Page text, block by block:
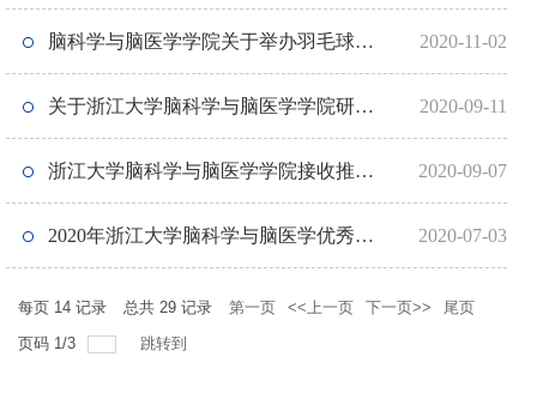
脑科学与脑医学学院关于举办羽毛球比
赛的通知
2020-11-02
关于浙江大学脑科学与脑医学学院研博
会纳新的通知
2020-09-11
浙江大学脑科学与脑医学学院接收推荐
免试研究生的报名通知
2020-09-07
2020年浙江大学脑科学与脑医学优秀大
学生夏令营日程安排
2020-07-03
每页 14 记录 总共 29 记录 第一页 <<上一页 下一页>>
尾页
页码 1/3 跳转到